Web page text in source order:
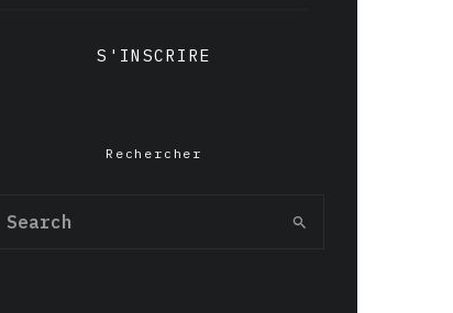
S'INSCRIRE
Rechercher